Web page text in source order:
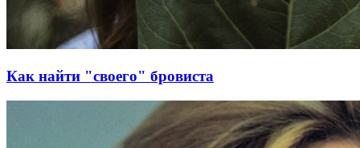
Как найти "своего" бровиста